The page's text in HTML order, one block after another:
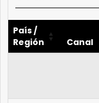
País /
Región
Canal